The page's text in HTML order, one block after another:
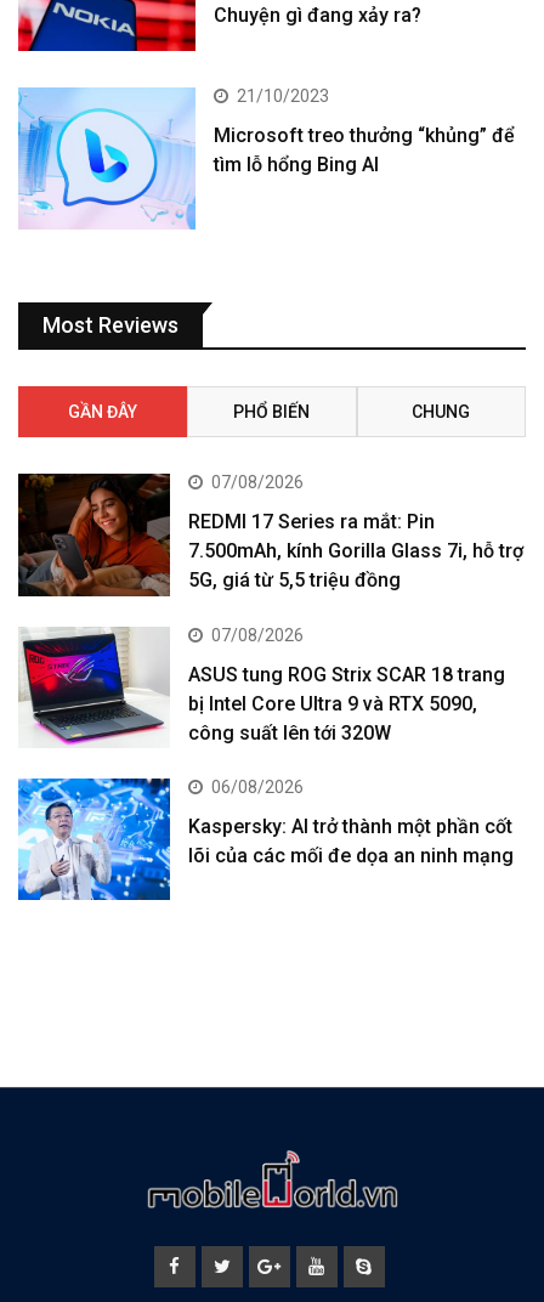
Chuyện gì đang xảy ra?
21/10/2023
Microsoft treo thưởng “khủng” để
tìm lỗ hổng Bing AI
Most Reviews
GẦN ĐÂY PHỔ BIẾN CHUNG
07/08/2026
REDMI 17 Series ra mắt: Pin
7.500mAh, kính Gorilla Glass 7i, hỗ trợ
5G, giá từ 5,5 triệu đồng
07/08/2026
ASUS tung ROG Strix SCAR 18 trang
bị Intel Core Ultra 9 và RTX 5090,
công suất lên tới 320W
06/08/2026
Kaspersky: AI trở thành một phần cốt
lõi của các mối đe dọa an ninh mạng